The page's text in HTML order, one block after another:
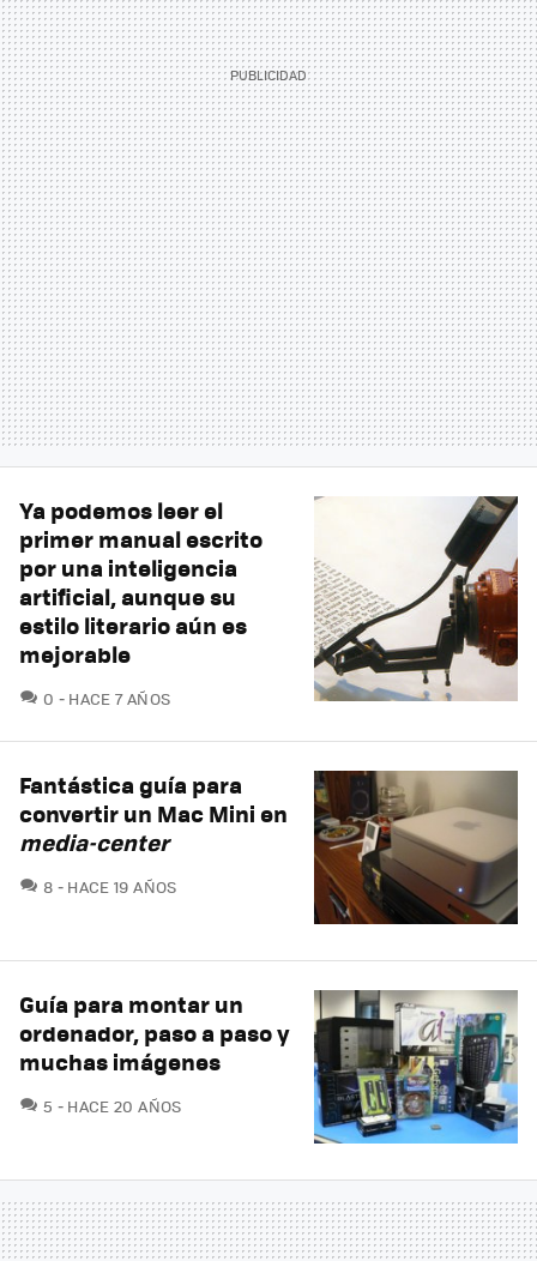
Ya podemos leer el
primer manual escrito
por una inteligencia
artificial, aunque su
estilo literario aún es
mejorable
0 COMENTARIOS
HACE 7 AÑOS
Fantástica guía para
convertir un Mac Mini en
media-center
8 COMENTARIOS
HACE 19 AÑOS
Guía para montar un
ordenador, paso a paso y
muchas imágenes
5 COMENTARIOS
HACE 20 AÑOS